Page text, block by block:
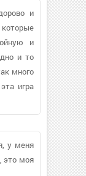
и
и
и то
много
игра
у меня
это моя